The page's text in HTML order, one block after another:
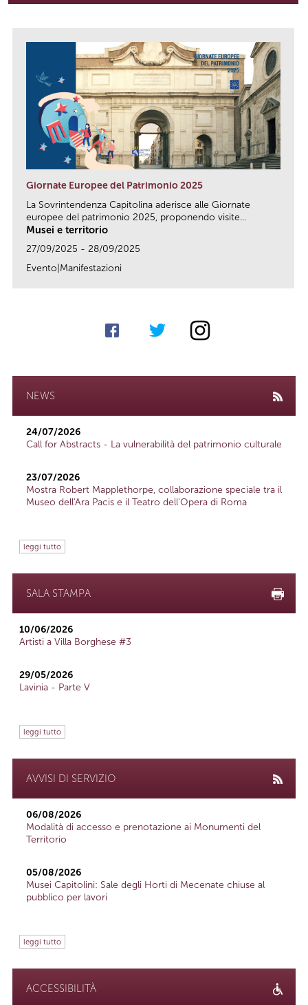
Giornate Europee del Patrimonio 2025
La Sovrintendenza Capitolina aderisce alle Giornate
europee del patrimonio 2025, proponendo visite...
Musei e territorio
27/09/2025 - 28/09/2025
Evento|Manifestazioni
NEWS
24/07/2026
Call for Abstracts - La vulnerabilità del patrimonio culturale
23/07/2026
Mostra Robert Mapplethorpe, collaborazione speciale tra il
Museo dell'Ara Pacis e il Teatro dell'Opera di Roma
leggi tutto
SALA STAMPA
10/06/2026
Artisti a Villa Borghese #3
29/05/2026
Lavinia - Parte V
leggi tutto
AVVISI DI SERVIZIO
06/08/2026
Modalità di accesso e prenotazione ai Monumenti del
Territorio
05/08/2026
Musei Capitolini: Sale degli Horti di Mecenate chiuse al
pubblico per lavori
leggi tutto
ACCESSIBILITÀ